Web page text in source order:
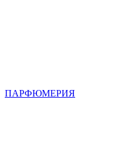
ПАРФЮМЕРИЯ